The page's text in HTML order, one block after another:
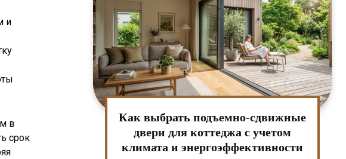
и
в
срок
Как выбрать подъемно-сдвижные
двери для коттеджа с учетом
климата и энергоэффективности